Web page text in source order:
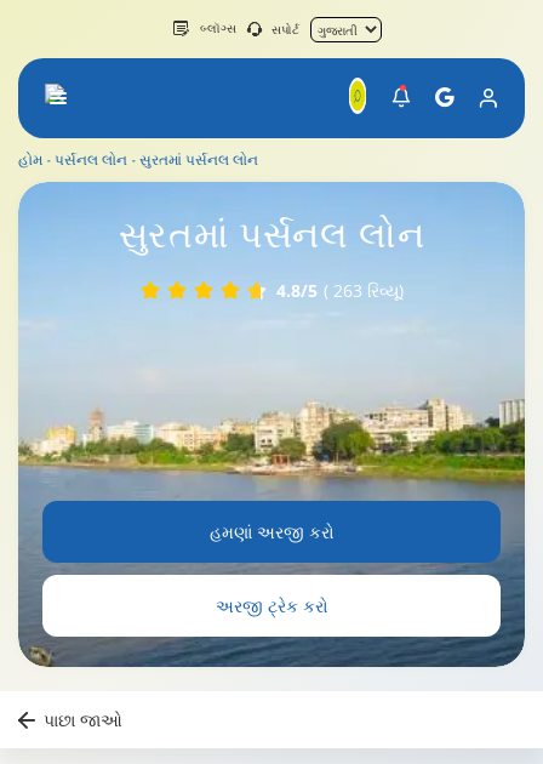
બ્લૉગ્સ સપોર્ટ
હોમ પર્સનલ લોન સુરતમાં પર્સનલ લોન
સુરતમાં પર્સનલ લોન
4.8/5 ( 263 રિવ્યૂ)
સુરતમાં પર્સનલ લોન
હમણાં અરજી કરો
અરજી ટ્રેક કરો
પાછા જાઓ